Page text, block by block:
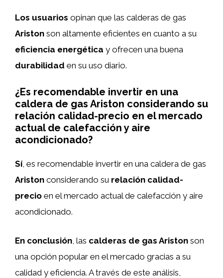
Los usuarios opinan que las calderas de gas
Ariston son altamente eficientes en cuanto a su
eficiencia energética y ofrecen una buena
durabilidad en su uso diario.
¿Es recomendable invertir en una
caldera de gas Ariston considerando su
relación calidad-precio en el mercado
actual de calefacción y aire
acondicionado?
Sí, es recomendable invertir en una caldera de gas
Ariston considerando su relación calidad-
precio en el mercado actual de calefacción y aire
acondicionado.
En conclusión , las calderas de gas Ariston son
una opción popular en el mercado gracias a su
calidad y eficiencia. A través de este análisis,